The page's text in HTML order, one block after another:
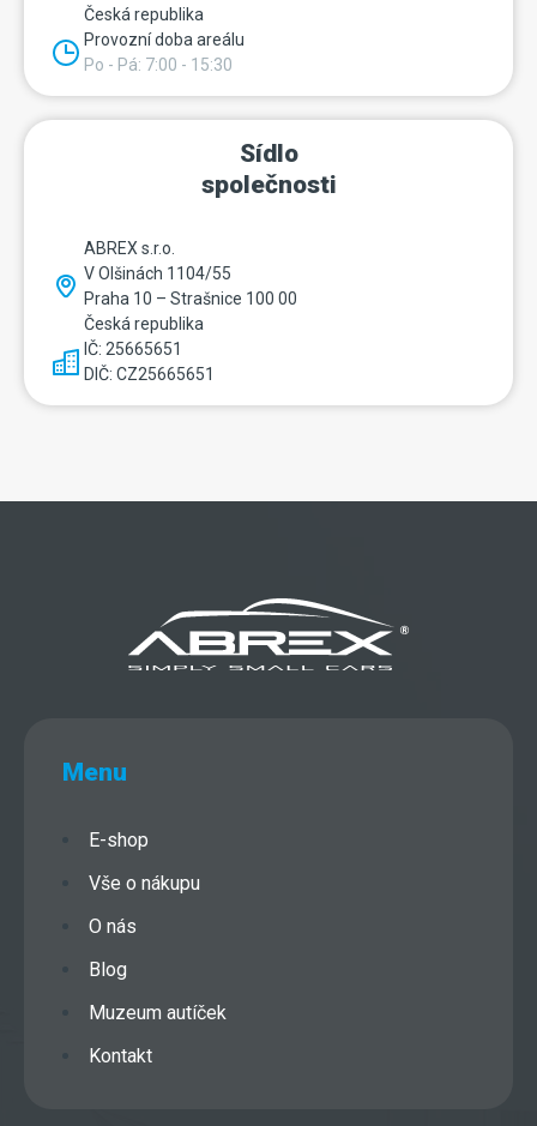
Česká republika
Provozní doba areálu
Po - Pá: 7:00 - 15:30
Sídlo
společnosti
ABREX s.r.o.
V Olšinách 1104/55
Praha 10 – Strašnice 100 00
Česká republika
IČ: 25665651
DIČ: CZ25665651
Menu
E-shop
Vše o nákupu
O nás
Blog
Muzeum autíček
Kontakt